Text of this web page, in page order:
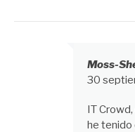
Moss-
30
IT
he tenido